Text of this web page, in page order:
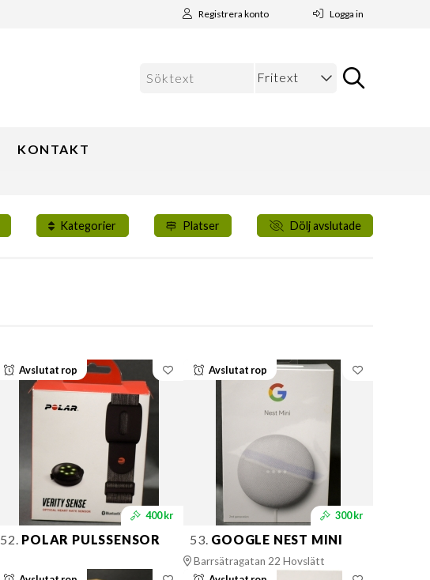
Registrera konto Logga in
KONTAKT
Kategorier Platser Dölj avslutade
Avslutat rop
400 kr
52. POLAR PULSSENSOR
Avslutat rop
300 kr
53. GOOGLE NEST MINI
Barrsätragatan 22 Hovslätt